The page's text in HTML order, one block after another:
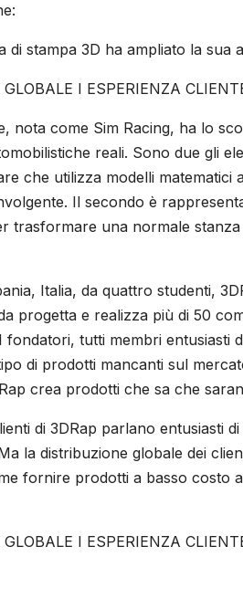
di stampa 3D ha ampliato la
I ESPERIENZA
nota come Sim Racing, ha lo
reali. Sono due gli
che utilizza modelli
Il secondo è
trasformare una normale stanza
Italia, da quattro studenti,
progetta e realizza più di 50
tutti membri entusiasti
di prodotti mancanti sul
crea prodotti che sa che
di 3DRap parlano entusiasti
la distribuzione globale dei
fornire prodotti a basso costo
I ESPERIENZA